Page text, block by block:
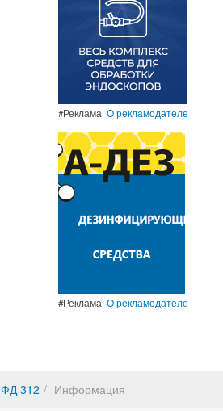
#Реклама О рекламодателе
#Реклама О рекламодателе
ФД 312 Информация